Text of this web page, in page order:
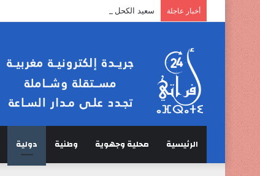
أخبار عاجلة سعيد الكحل :” الخرفان لا تمر عبر مضيق هرمز”.
الرئيسية محلية وجهوية وطنية دولية